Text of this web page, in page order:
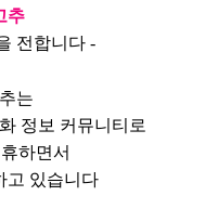
추
전합니다 -
는
정보 커뮤니티로
하면서
고 있습니다